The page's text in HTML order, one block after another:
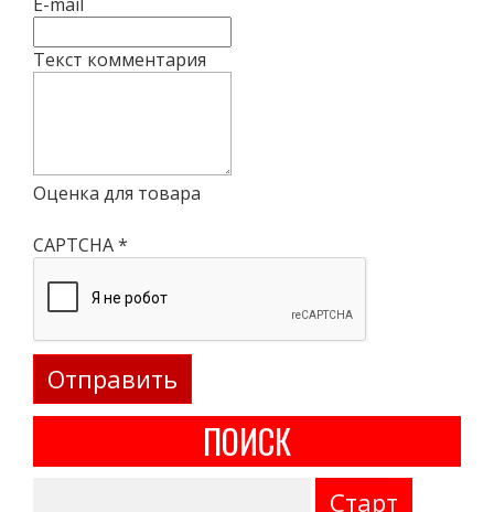
Текст комментария
Оценка для товара
CAPTCHA*
ПОИСК